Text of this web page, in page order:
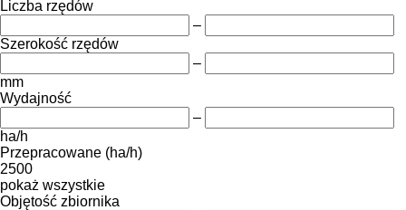
Liczba rzędów
–
Szerokość rzędów
–
mm
Wydajność
–
ha/h
Przepracowane (ha/h)
2500
pokaż wszystkie
Objętość zbiornika